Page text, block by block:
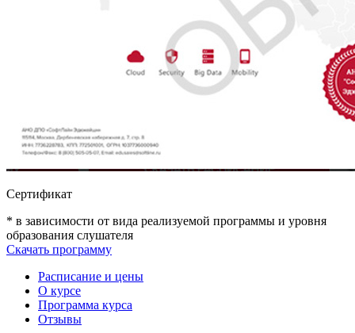
Сертификат
* в зависимости от вида реализуемой программы и уровня
образования слушателя
Скачать программу
Расписание и цены
О курсе
Программа курса
Отзывы